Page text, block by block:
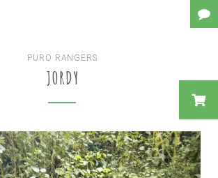
PURO RANGERS
JORDY